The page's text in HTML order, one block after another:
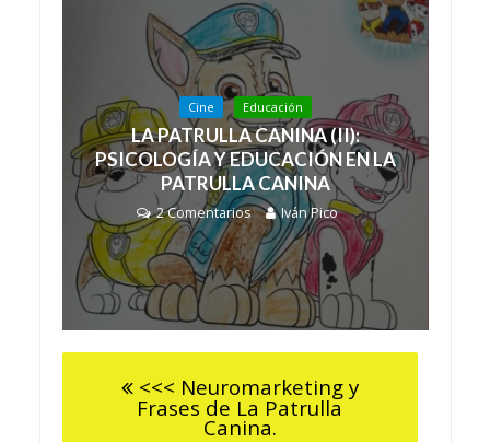
Cine Educación
LA PATRULLA CANINA (II):
PSICOLOGÍA Y EDUCACIÓN EN LA
PATRULLA CANINA
2 Comentarios Iván Pico
<<< Neuromarketing y
Frases de La Patrulla
Canina.